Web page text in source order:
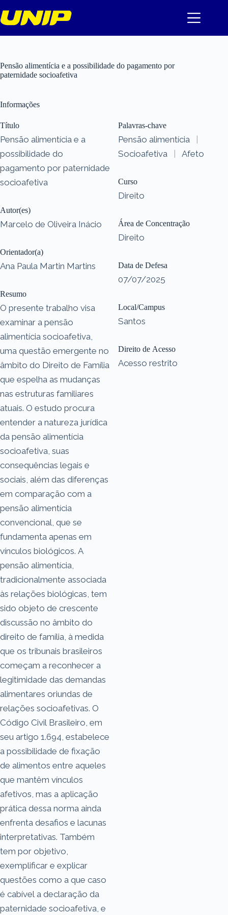
para
o
Pensão alimentícia e a possibilidade do pagamento por
paternidade socioafetiva
Informações
Título
Pensão alimentícia e a
possibilidade do
pagamento por paternidade
socioafetiva
Autor(es)
Marcelo de Oliveira Inácio
Orientador(a)
Ana Paula Martin Martins
Resumo
O presente trabalho visa
examinar a pensão
alimentícia socioafetiva,
uma questão emergente no
âmbito do Direito de Família
que espelha as mudanças
nas estruturas familiares
atuais. O estudo procura
entender a natureza jurídica
da pensão alimentícia
socioafetiva, suas
consequências legais e
sociais, além das diferenças
em comparação com a
pensão alimentícia
convencional, que se
fundamenta apenas em
vínculos biológicos. A
pensão alimentícia,
tradicionalmente associada
às relações biológicas, tem
sido objeto de crescente
discussão no âmbito do
direito de família, à medida
que os tribunais brasileiros
começam a reconhecer a
legitimidade das demandas
alimentares oriundas de
relações socioafetivas. O
Código Civil Brasileiro, em
seu artigo 1.694, estabelece
a possibilidade de fixação
de alimentos entre aqueles
que mantêm vínculos
afetivos, mas a aplicação
prática dessa norma ainda
enfrenta desafios e lacunas
interpretativas. Também
tem por objetivo,
exemplificar e explicar
questões como a que caso
é cabível a declaração da
paternidade socioafetiva, e
Palavras-chave
Pensão alimentícia
|
Socioafetiva
| Afeto
Curso
Direito
Área de Concentração
Direito
Data de Defesa
07/07/2025
Local/Campus
Santos
Direito de Acesso
Acesso restrito